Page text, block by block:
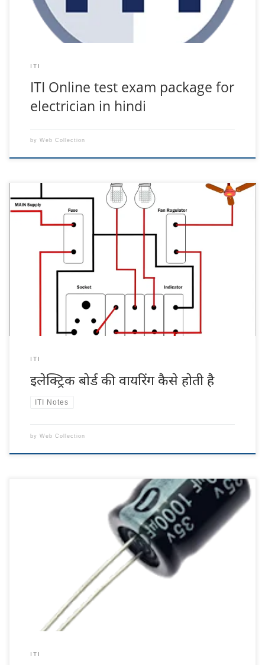
ITI
ITI Online test exam package for
electrician in hindi
by Web Collection
किस कलर का वायर किस लिए उपयोग करते हैं । ● लाल वायर – फेज ● नीला
वायर – फेज ● पीला वायर – फेज ● काला वायर – न्यूट्रल ● हरा वायर
ITI
इलेक्ट्रिक बोर्ड की वायरिंग कैसे होती है
ITI Notes
by Web Collection
कंडेनसर क्या है What is condenser what does condenser work
Condenser In Hindi : कंडेंसर एक हीट ऐक्सचेंजर है जिसमें उच्च तापमान वाली
भाप से कम तापमान वाली हवा या पानी में हीट ट्रांसफर होती है जिसका प्रयोग कूलिंग
मीडियम के रूप में किया जाता है। इसका कार्य कम्प्रेसर द्वारा […]
ITI